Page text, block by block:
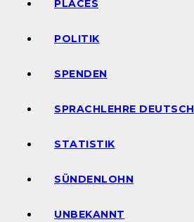
PLACES
POLITIK
SPENDEN
SPRACHLEHRE DEUTSCH
STATISTIK
SÜNDENLOHN
UNBEKANNT